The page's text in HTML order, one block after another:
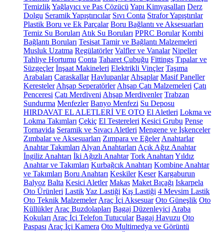
TemizlikYağlayıcı ve Pas Çözücü Yapı Kimyasalları Derz
Dolgu Seramik Yapıştırıcılar Sıvı Conta Strafor Yapıştırılar
Plastik Boru ve Ek Parçalar Boru Bağlantı ve Aksesuarları
Temiz Su Boruları Atık Su Boruları PPRC Borular Kombi
Bağlantı Boruları Tesisat Tamir ve Bağlantı Malzemeleri
Musluk Uzatma Regülatörler Valfler ve Vanalar Nipeller
Tahliye Hortumu Conta Taharet Çubuğu Fittings Tıpalar ve
Süzgeçler İnşaat Makineleri Elektrikli Vinçler Taşıma
Arabaları Caraskallar Havlupanlar Ahşaplar Masif Paneller
Keresteler Ahşap Seperatörler Ahşap Çatı Malzemeleri Çatı
Penceresi Çatı Merdiveni Ahşap Merdivenler Trabzan
Sundurma Menfezler Banyo Menfezi Su Deposu
HIRDAVAT EL ALETLERİ VE OTO El Aletleri Lokma ve
Lokma Takımları Çekiç El Testereleri Kesici Grubu Pense
Tornavida Seramik ve Sıvacı Aletleri Mengene ve İşkenceler
Zımbalar ve Aksesuarları Zımpara ve Eğeler Anahtarlar
Anahtar Takımları Alyan Anahtarları Açık Ağız Anahtar
İngiliz Anahtarı İki Ağızlı Anahtar Tork Anahtarı Yıldız
Anahtar ve Takımları Kurbağcık Anahtarı Kombine Anahtar
ve Takımları Boru Anahtarı Keskiler Keser Kargaburun
Balyoz Balta Kesici Aletler Makas Maket Bıçağı Iskarpela
Oto Ürünleri LastikYaz Lastiği Kış Lastiği 4 Mevsim Lastik
Oto Teknik Malzemeler Araç İçi Aksesuar Oto Güneşlik Oto
Küllükler Araç Buzdolapları Bagaj Düzenleyici Araba
Kokuları Araç İçi Telefon Tutucular Bagaj Havuzu Oto
Paspası Araç İçi Kamera Oto Multimedya ve Görüntü